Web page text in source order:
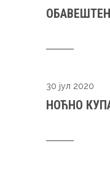
30 јул 2020
НОЋНО